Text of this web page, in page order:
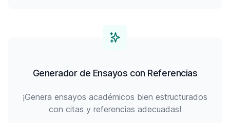
Generador de Ensayos con Referencias
¡Genera ensayos académicos bien estructurados
con citas y referencias adecuadas!